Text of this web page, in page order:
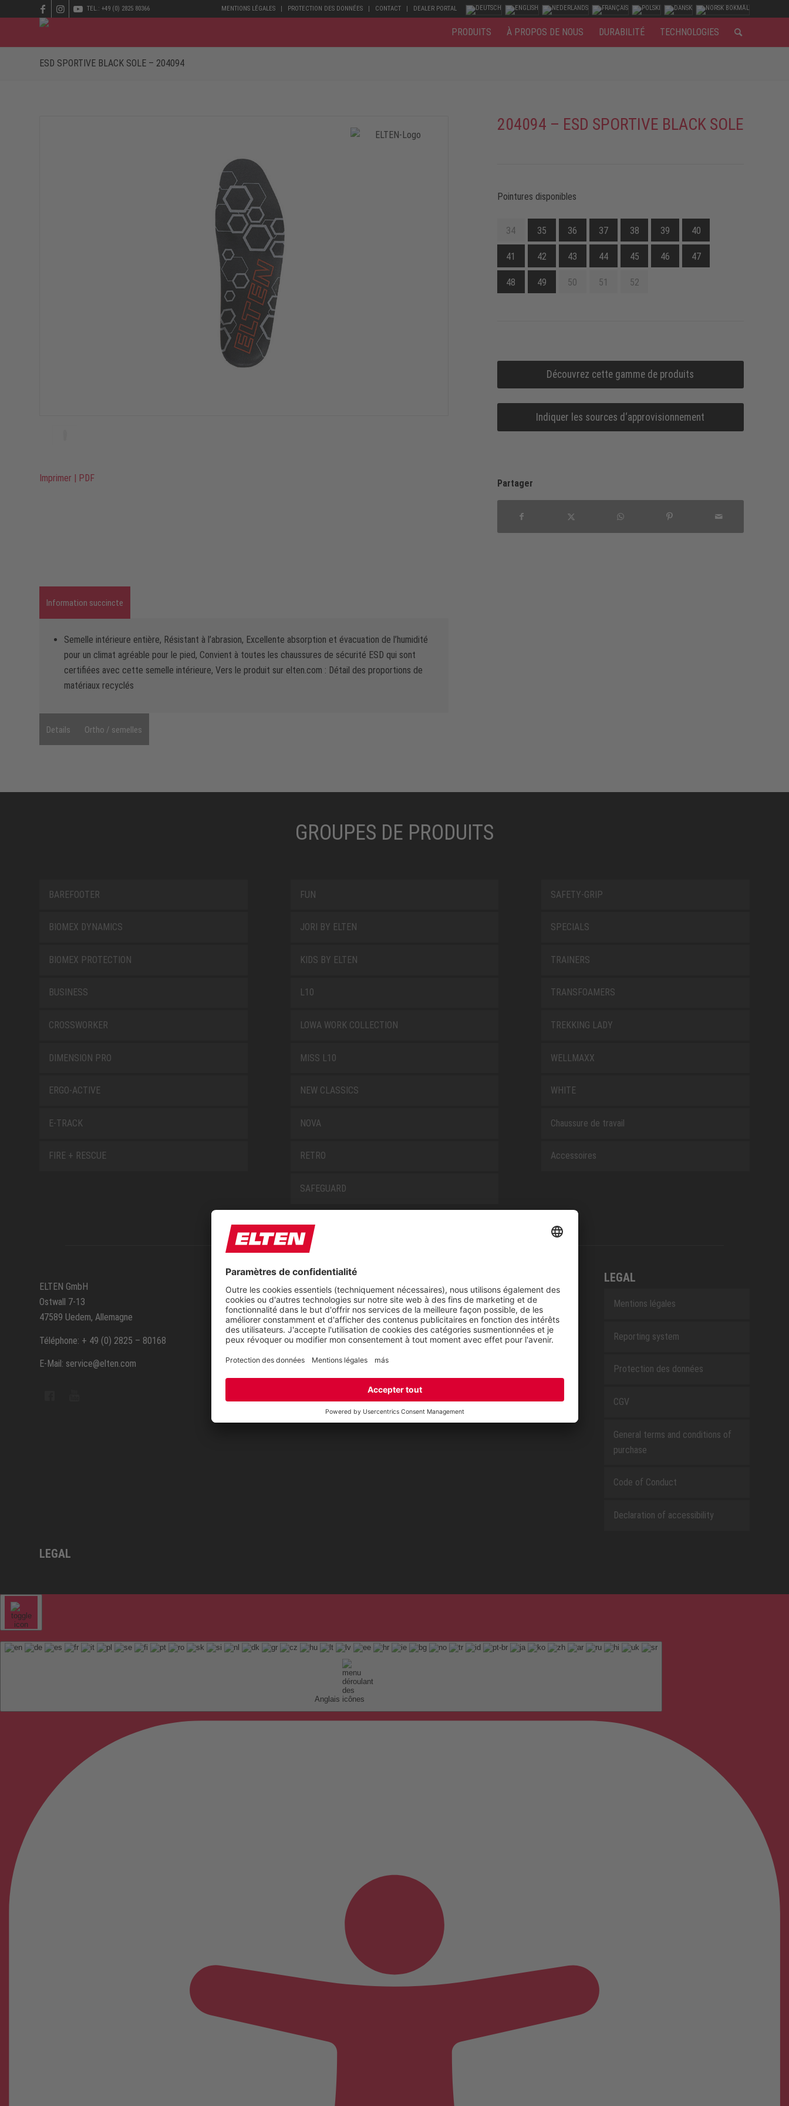
MENTIONS LÉGALES PROTECTION DES DONNÉES CONTACT DEALER PORTAL
TEL.: +49 (0) 2825 80366
PRODUITS À PROPOS DE NOUS DURABILITÉ TECHNOLOGIES
ESD SPORTIVE BLACK SOLE – 204094
Imprimer | PDF
204094 – ESD SPORTIVE BLACK SOLE
Pointures disponibles
34 35 36 37 38 39 40
41 42 43 44 45 46 47
48 49 50 51 52
Découvrez cette gamme de produits
Indiquer les sources d‘approvisionnement
Partager
Information succincte
Semelle intérieure entière, Résistant à l’abrasion, Excellente absorption et évacuation de l’humidité
pour un climat agréable pour le pied, Convient à toutes les chaussures de sécurité ESD qui sont
certifiées avec cette semelle intérieure, Vers le produit sur elten.com : Détail des proportions de
matériaux recyclés
Details Ortho / semelles
GROUPES DE PRODUITS
BAREFOOTER
BIOMEX DYNAMICS
BIOMEX PROTECTION
BUSINESS
CROSSWORKER
DIMENSION PRO
ERGO-ACTIVE
E-TRACK
FIRE + RESCUE
FUN
JORI BY ELTEN
KIDS BY ELTEN
L10
LOWA WORK COLLECTION
MISS L10
NEW CLASSICS
NOVA
RETRO
SAFEGUARD
SAFETY-GRIP
SPECIALS
TRAINERS
TRANSFOAMERS
TREKKING LADY
WELLMAXX
WHITE
Chaussure de travail
Accessoires
ELTEN GmbH
Ostwall 7-13
47589 Uedem, Allemagne
Téléphone: + 49 (0) 2825 – 80168
E-Mail: service@elten.com
SERVICE
Itinéraire
Service de réparations de ELTEN
Sitemap
Expositions
Centre de téléchargement
LEGAL
Mentions légales
Reporting system
Protection des données
CGV
General terms and conditions of
purchase
Code of Conduct
Declaration of accessibility
LEGAL
Anglais